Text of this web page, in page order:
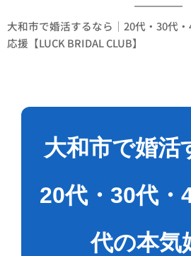
大和市で婚活するなら｜20代・30代
応援【LUCK BRIDAL CLUB】
大和市で婚活
20代・30代・
代の本気